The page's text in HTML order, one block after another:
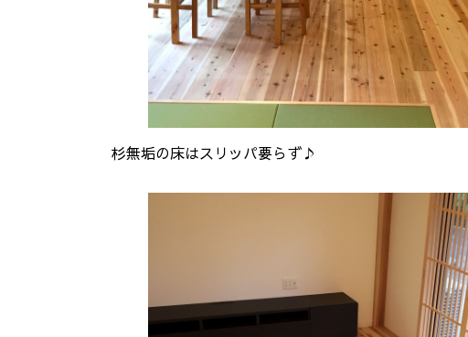
杉無垢の床はスリッパ要らず♪